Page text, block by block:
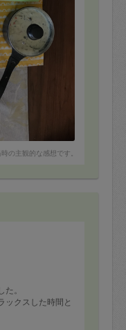
の主観的な感想です。
。
ックスした時間と